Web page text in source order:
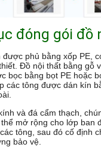
đóng gói đồ
được phủ bằng xốp PE,
Đồ nội thất bằng gỗ
bọc bằng bọt PE hoặc
các tông được dán kín
và đá cẩm thạch,
mở rộng cho lớp ban
tông, sau đó cố định
bảo vệ.